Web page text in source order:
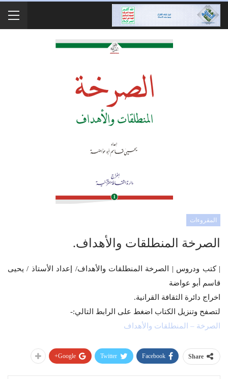
المقروءات
الصرخة المنطلقات والأهداف.
| كتب ودروس | الصرخة المنطلقات والأهداف/ إعداد الأستاذ / يحيى
قاسم أبو عواضة
اخراج دائرة الثقافة القرانية.
لتصفح وتنزيل الكتاب اضغط على الرابط التالي:-
الصرخة – المنطلقات والأهداف
Share
Facebook
Twitter
Google+